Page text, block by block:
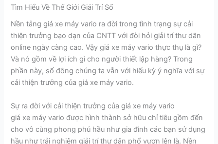
Nền tảng giá xe máy vario ra đời trong tình trạng sự cải
thiện trưởng bạo dạn của CNTT với đòi hỏi giải trí thư dãn
online ngày càng cao. Vậy giá xe máy vario thực thụ là gì?
Và nó gồm về lợi ích gì cho người thiết lập hàng? Trong
phần này, số đông chúng ta vẫn với hiếu kỳ ý nghĩa với sự
cải thiện trưởng của giá xe máy vario.
Sự ra đời với cải thiện trưởng của giá xe máy vario
giá xe máy vario được hình thành sở hữu chỉ tiêu gồm đến
cho vô cùng phong phú hầu như gia đình các bạn sử dụng
hầu như trải nghiệm giải trí thư dãn phổ vươn lên là. Nền